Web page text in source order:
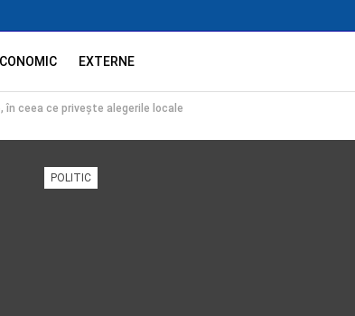
EXTERNE
ceea ce privește alegerile locale
POLITIC